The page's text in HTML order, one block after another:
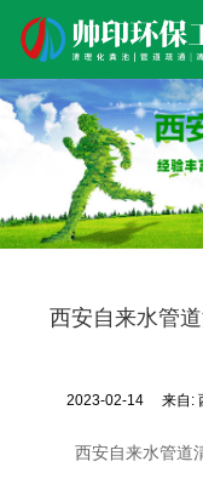
首页 清理工程 清淤工程
西安自来水管
2023-02-14 来自:
西安自来水管道